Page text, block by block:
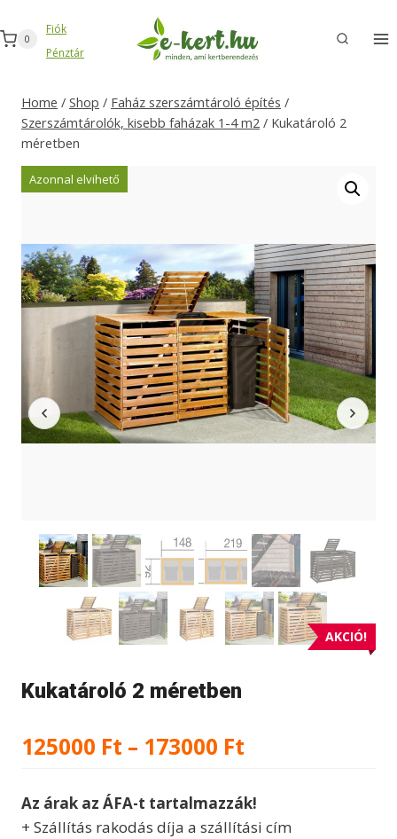
to
content
0
Fiók
Pénztár
Home / Shop / Faház szerszámtároló építés /
Szerszámtárolók, kisebb faházak 1-4 m2 / Kukatároló 2
méretben
AKCIÓ!
Azonnal elvihető
Kukatároló 2 méretben
125000 Ft – 173000 Ft
-
Az árak az ÁFA-t tartalmazzák!
+ Szállítás rakodás díja a szállítási cím